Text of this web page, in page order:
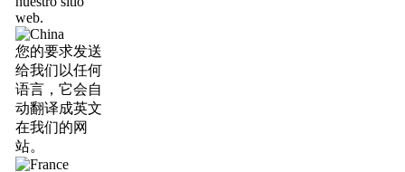
web.
您的要求发送
给我们以任何
语言，它会自
动翻译成英文
在我们的网
站。